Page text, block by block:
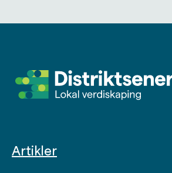
Artikler